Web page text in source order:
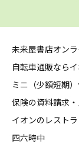
未来屋書店オン
自転車通販なら
ミニ（少額短期
保険の資料請求
イオンのレスト
四六時中